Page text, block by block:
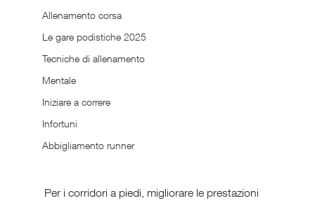
Allenamento corsa
Le gare podistiche 2025
Tecniche di allenamento
Mentale
Iniziare a correre
Infortuni
Abbigliamento runner
Per i corridori a piedi, migliorare le prestazioni